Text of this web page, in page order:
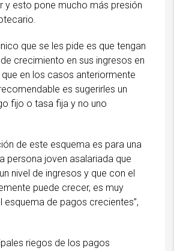
y esto pone mucho más presión
que se les pide es que tengan
crecimiento en sus ingresos en
en los casos anteriormente
es sugerirles un
fijo o tasa fija y no uno
de este esquema es para una
persona joven asalariada que
nivel de ingresos y que con el
puede crecer, es muy
esquema de pagos crecientes”,
riegos de los pagos